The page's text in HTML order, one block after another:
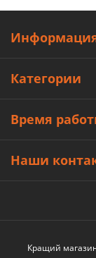
Категории
Время
Наши
Кращий